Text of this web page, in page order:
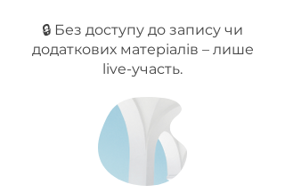
🔒 Без доступу до запису чи
додаткових матеріалів – лише
live-участь.